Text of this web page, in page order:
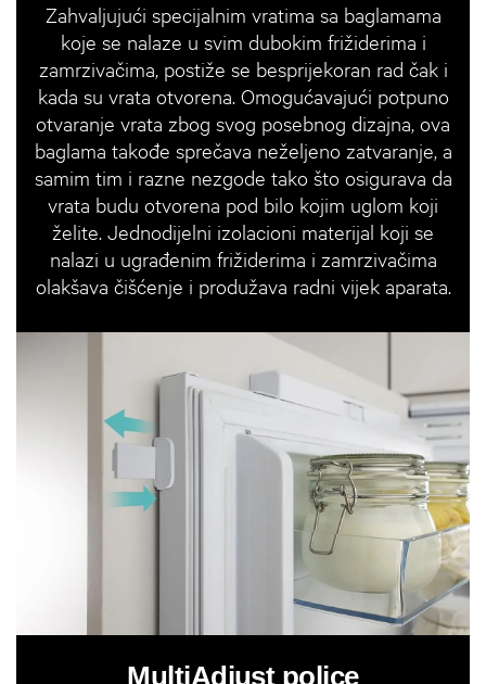
Zahvaljujući specijalnim vratima sa baglamama
koje se nalaze u svim dubokim frižiderima i
zamrzivačima, postiže se besprijekoran rad čak i
kada su vrata otvorena. Omogućavajući potpuno
otvaranje vrata zbog svog posebnog dizajna, ova
baglama takođe sprečava neželjeno zatvaranje, a
samim tim i razne nezgode tako što osigurava da
vrata budu otvorena pod bilo kojim uglom koji
želite. Jednodijelni izolacioni materijal koji se
nalazi u ugrađenim frižiderima i zamrzivačima
olakšava čišćenje i produžava radni vijek aparata.
MultiAdjust police